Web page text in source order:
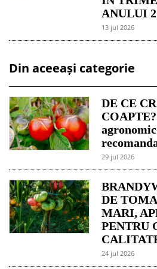
ANULUI
13 jul 2026
Din aceeași categorie
DE CE
29 jul 2026
DE
MARI,
PENTRU
24 jul 2026